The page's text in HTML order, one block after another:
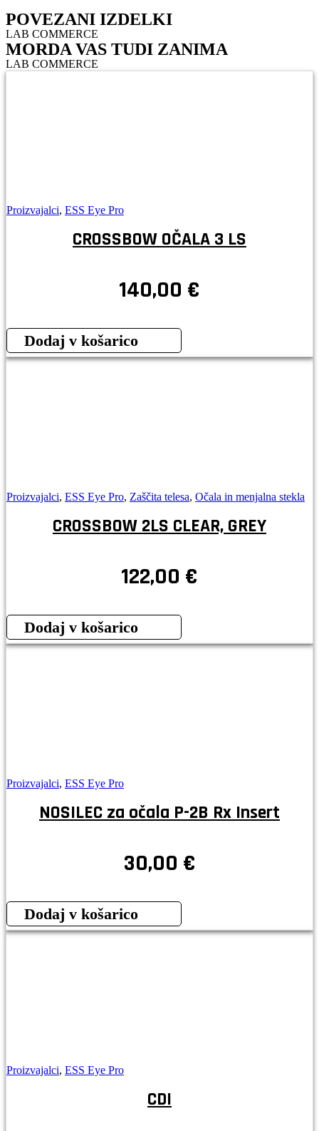
POVEZANI IZDELKI
LAB COMMERCE
MORDA VAS TUDI ZANIMA
LAB COMMERCE
Proizvajalci, ESS Eye Pro
CROSSBOW OČALA 3 LS
140,00 €
Dodaj v košarico
Proizvajalci, ESS Eye Pro, Zaščita telesa, Očala in menjalna stekla
CROSSBOW 2LS CLEAR, GREY
122,00 €
Dodaj v košarico
Proizvajalci, ESS Eye Pro
NOSILEC za očala P-2B Rx Insert
30,00 €
Dodaj v košarico
Proizvajalci, ESS Eye Pro
CDI